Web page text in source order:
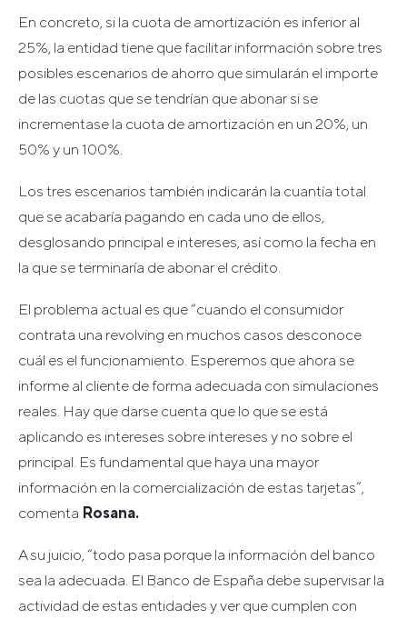
En concreto, si la cuota de amortización es inferior al
25%, la entidad tiene que facilitar información sobre tres
posibles escenarios de ahorro que simularán el importe
de las cuotas que se tendrían que abonar si se
incrementase la cuota de amortización en un 20%, un
50% y un 100%.
Los tres escenarios también indicarán la cuantía total
que se acabaría pagando en cada uno de ellos,
desglosando principal e intereses, así como la fecha en
la que se terminaría de abonar el crédito.
El problema actual es que “cuando el consumidor
contrata una revolving en muchos casos desconoce
cuál es el funcionamiento. Esperemos que ahora se
informe al cliente de forma adecuada con simulaciones
reales. Hay que darse cuenta que lo que se está
aplicando es intereses sobre intereses y no sobre el
principal. Es fundamental que haya una mayor
información en la comercialización de estas tarjetas”,
comenta Rosana.
A su juicio, “todo pasa porque la información del banco
sea la adecuada. El Banco de España debe supervisar la
actividad de estas entidades y ver que cumplen con